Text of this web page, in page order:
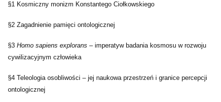
§1 Kosmiczny monizm Konstantego Ciołkowskiego
§2 Zagadnienie pamięci ontologicznej
§3 Homo sapiens explorans – imperatyw badania kosmosu w rozwoju
cywilizacyjnym człowieka
§4 Teleologia osobliwości – jej naukowa przestrzeń i granice percepcji
ontologicznej